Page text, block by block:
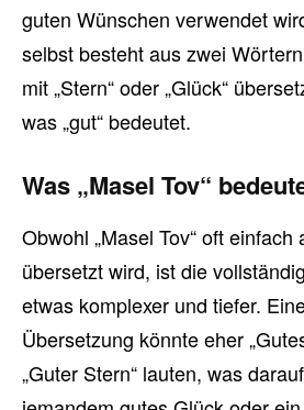
guten Wünschen verwendet
selbst besteht aus zwei
mit „Stern“ oder „Glück“
was „gut“ bedeutet.
Was „Masel Tov“
Obwohl „Masel Tov“ oft einfach
übersetzt wird, ist die
etwas komplexer und tiefer.
Übersetzung könnte eher
„Guter Stern“ lauten, was